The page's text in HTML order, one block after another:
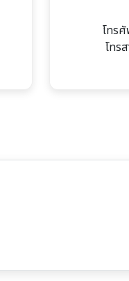
โทร
โทร